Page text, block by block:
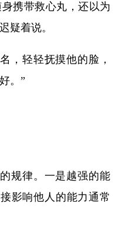
携带救心丸，还以为
疑着说。
，轻轻抚摸他的脸，
。”
规律。一是越强的能
影响他人的能力通常